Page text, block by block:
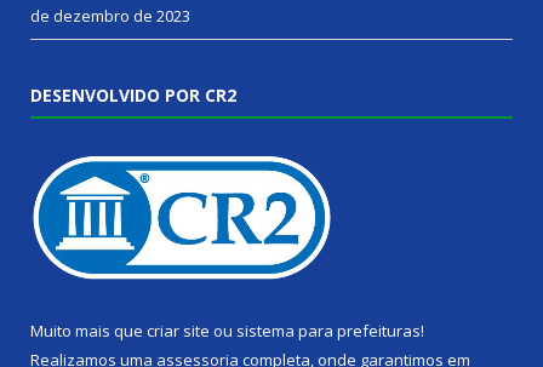
de dezembro de 2023
DESENVOLVIDO POR CR2
Muito mais que criar site ou sistema para prefeituras!
Realizamos uma assessoria completa, onde garantimos em